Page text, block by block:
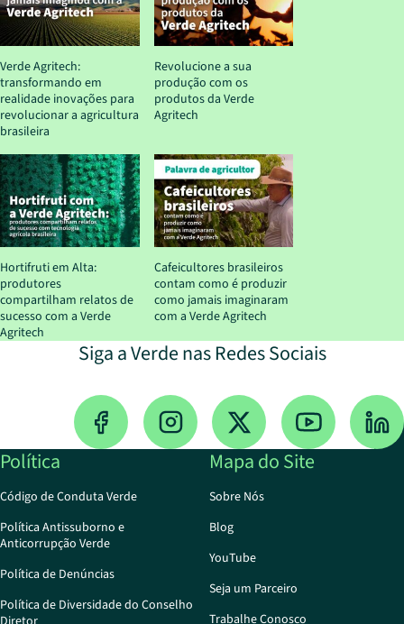
Verde Agritech:
transformando em
realidade inovações para
revolucionar a agricultura
brasileira
Revolucione a sua
produção com os
produtos da Verde
Agritech
Hortifruti em Alta:
produtores
compartilham relatos de
sucesso com a Verde
Agritech
Cafeicultores brasileiros
contam como é produzir
como jamais imaginaram
com a Verde Agritech
Siga a Verde nas Redes Sociais
Mapa do Site
Sobre Nós
Blog
YouTube
Seja um Parceiro
Trabalhe Conosco
Política
Código de Conduta Verde
Política Antissuborno e
Anticorrupção Verde
Política de Denúncias
Política de Diversidade do Conselho